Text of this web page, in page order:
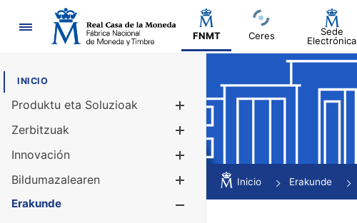
Nabigazioa
FNMT Ceres
Sede
Electrónica
INICIO
Produktu eta Soluzioak
Erakutsi/Ezkutatu
Zerbitzuak
Innovación
Bildumazalearen
Erakutsi/Ezkutatu
Erakunde
Inicio Erakunde